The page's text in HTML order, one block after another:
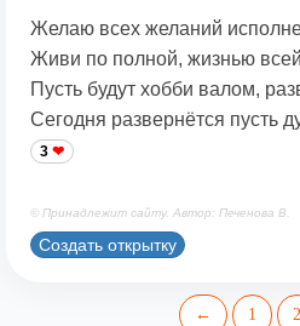
Желаю всех желаний
Живи по полной, жизнью
Пусть будут хобби валом,
Сегодня развернётся пусть
3
© Принадлежит сайту. Автор: Печенова В.
Создать открытку
← 1 2